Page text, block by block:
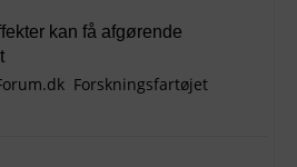
kan få afgørende
Forskningsfartøjet